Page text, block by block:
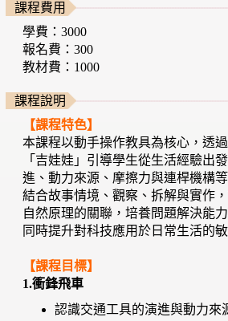
課程費用
學費：3000
報名費：300
教材費：1000
課程說明
【課程特色】
本課程以動手操作教具為核心，透
「吉娃娃」引導學生從生活經驗出
進、動力來源、摩擦力與連桿機構
結合故事情境、觀察、拆解與實作
自然原理的關聯，培養問題解決能
同時提升對科技應用於日常生活的
【課程目標】
1.衝鋒飛車
認識交通工具的演進與動力來